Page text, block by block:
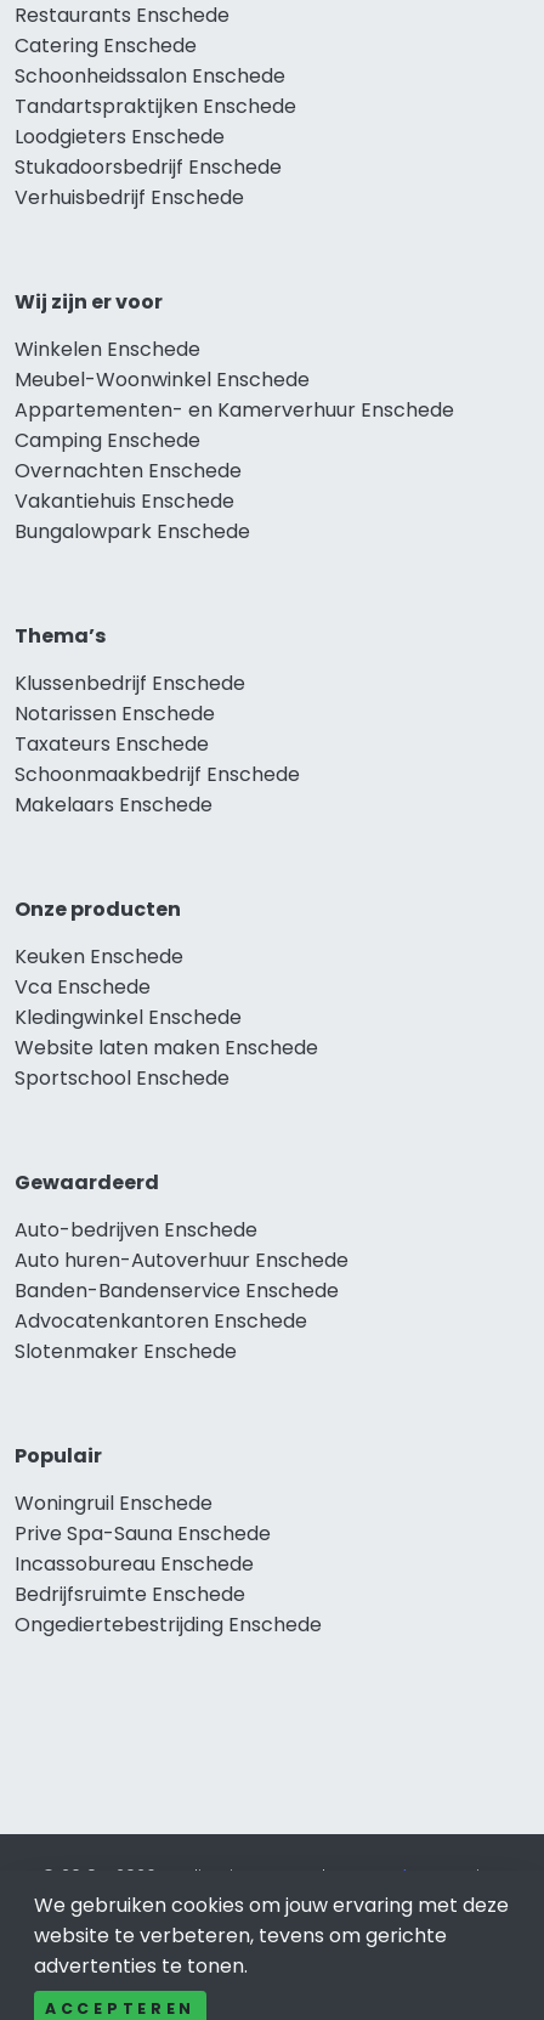
Restaurants Enschede
Catering Enschede
Schoonheidssalon Enschede
Tandartspraktijken Enschede
Loodgieters Enschede
Stukadoorsbedrijf Enschede
Verhuisbedrijf Enschede
Wij zijn er voor
Winkelen Enschede
Meubel-Woonwinkel Enschede
Appartementen- en Kamerverhuur Enschede
Camping Enschede
Overnachten Enschede
Vakantiehuis Enschede
Bungalowpark Enschede
Thema’s
Klussenbedrijf Enschede
Notarissen Enschede
Taxateurs Enschede
Schoonmaakbedrijf Enschede
Makelaars Enschede
Onze producten
Keuken Enschede
Vca Enschede
Kledingwinkel Enschede
Website laten maken Enschede
Sportschool Enschede
Gewaardeerd
Auto-bedrijven Enschede
Auto huren-Autoverhuur Enschede
Banden-Bandenservice Enschede
Advocatenkantoren Enschede
Slotenmaker Enschede
Populair
Woningruil Enschede
Prive Spa-Sauna Enschede
Incassobureau Enschede
Bedrijfsruimte Enschede
Ongediertebestrijding Enschede
© 2019 - 2026 Realisatie en SEO door SEO-bureau
Lion
Internet. Betaal alleen voor bewezen resultaten?SEO
optimalisatie No Cure No Pay.Enschede is onderdeel van
Lion Internet.
We gebruiken cookies om jouw ervaring met deze
website te verbeteren, tevens om gerichte
advertenties te tonen.
ACCEPTEREN